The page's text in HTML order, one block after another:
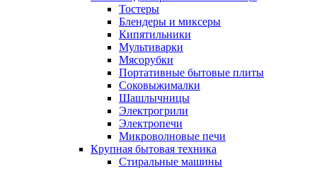
Тостеры
Блендеры и миксеры
Кипятильники
Мультиварки
Мясорубки
Портативные бытовые плиты
Соковыжималки
Шашлычницы
Электрогрили
Электропечи
Микроволновые печи
Крупная бытовая техника
Стиральные машины